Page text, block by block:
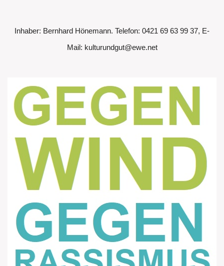
Inhaber: Bernhard Hönemann. Telefon: 0421 69 63 99 37, E-
Mail: kulturundgut@ewe.net